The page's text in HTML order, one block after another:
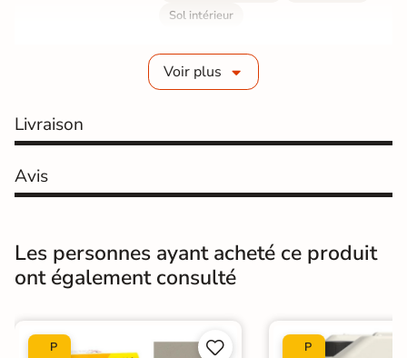
Sol intérieur
Grès cérame émaillé
Résistance à
Gr4 - Très résistant
Masse colorée Non
rectifié
Finition Poli Effet miroir
Surface Lisse
Voir plus
Livraison
Avis
Les personnes ayant acheté ce produit
ont également consulté
P


P